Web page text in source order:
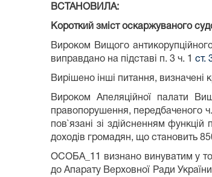
ВСТАНОВИЛА:
Короткий зміст оскаржуваного
Вироком Вищого
виправдано на підставі п. 3 ч. 1 ст.
Вирішено інші питання,
Вироком Апеляційної палати
правопорушення, передбаченого
пов`язані зі здійсненням
доходів громадян, що становить
ОСОБА_11 визнано винуватим у
до Апарату Верховної Ради